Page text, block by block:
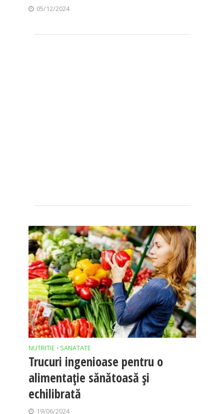
05/12/2024
NUTRITIE • SANATATE
Trucuri ingenioase pentru o
alimentație sănătoasă și
echilibrată
19/06/2024